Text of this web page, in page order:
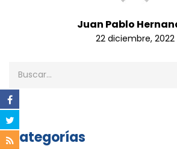
Juan Pablo
22 diciembre, 2022
Categorías